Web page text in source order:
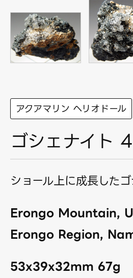
アクアマリン ヘリオドール
ゴシェナイト
ショール上に成長した
Erongo Mountain,
Erongo Region,
53x39x32mm 67g